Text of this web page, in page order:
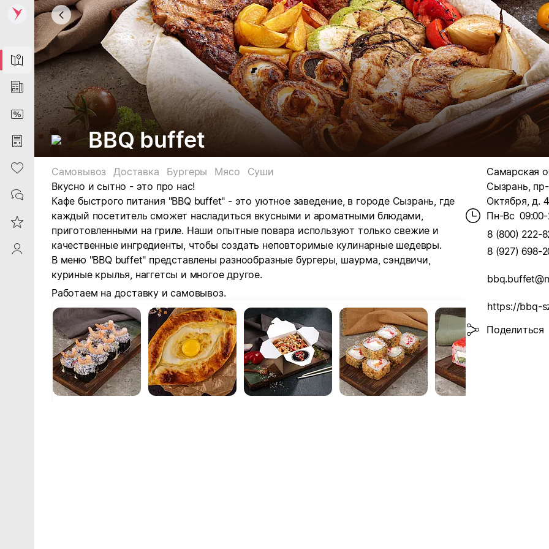
Map
News
DiscountCard
Purchases
Heart
Contacts
Reviews
ProfileSaby
BBQ buffet
Самовывоз Доставка Бургеры Мясо
Суши
Вкусно и сытно - это про нас!
Кафе быстрого питания "BBQ buffet" - это уютное заведение, в городе Сызрань, где
каждый посетитель сможет насладиться вкусными и ароматными блюдами,
приготовленными на гриле. Наши опытные повара используют только свежие и
качественные ингредиенты, чтобы создать неповторимые кулинарные шедевры.
В меню "BBQ buffet" представлены разнообразные бургеры, шаурма, сэндвичи,
куриные крылья, наггетсы и многое другое.
Работаем на доставку и самовывоз.
Самарская
Сызрань,
Октября, д.
Пн-Вс
8 (800) 222-
8 (927) 698-
https://bbq-
Поделиться